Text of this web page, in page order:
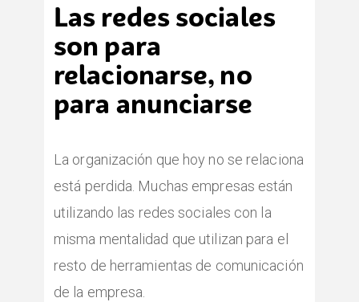
Las redes sociales
son para
relacionarse, no
para anunciarse
La organización que hoy no se relaciona
está perdida. Muchas empresas están
utilizando las redes sociales con la
misma mentalidad que utilizan para el
resto de herramientas de comunicación
de la empresa.